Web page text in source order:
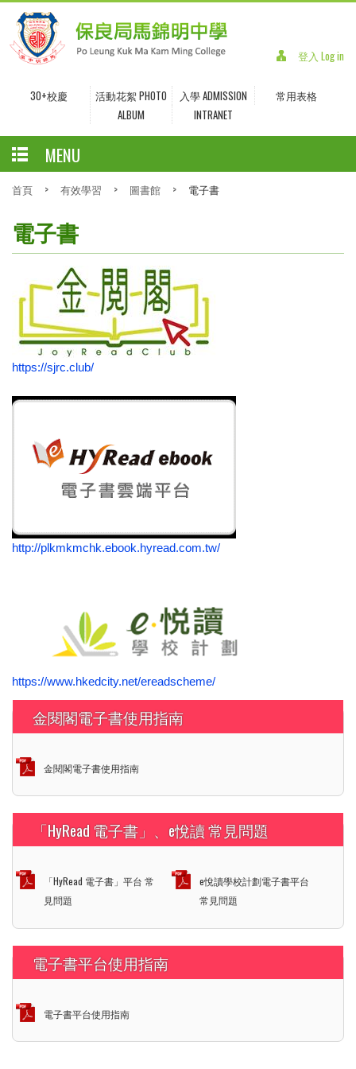
登入 Log in
30+校慶
活動花絮 PHOTO
ALBUM
入學 ADMISSION
常用表格
INTRANET
MENU
首頁 > 有效學習 > 圖書館 > 電子書
電子書
https://sjrc.club/
http://plkmkmchk.ebook.hyread.com.tw/
https://www.hkedcity.net/ereadscheme/
金閱閣電子書使用指南
金閱閣電子書使用指南
「HyRead 電子書」、e悅讀 常見問題
「HyRead 電子書」平台 常
見問題
e悅讀學校計劃電子書平台
常見問題
電子書平台使用指南
電子書平台使用指南